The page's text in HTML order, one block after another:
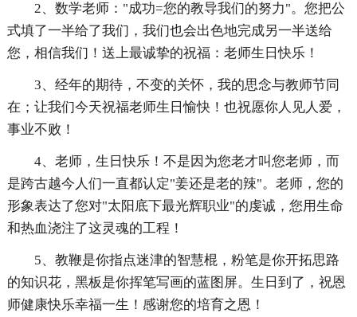
2、数学老师："成功=您的教导我们的努力"。您把公
式填了一半给了我们，我们也会出色地完成另一半送给
您，相信我们！送上最诚挚的祝福：老师生日快乐！
3、经年的期待，不变的关怀，我的思念与教师节同
在；让我们今天祝福老师生日愉快！也祝愿你人见人爱，
事业不败！
4、老师，生日快乐！不是因为您老才叫您老师，而
是跨古越今人们一直都认定"姜还是老的辣"。老师，您的
形象表达了您对"太阳底下最光辉职业"的虔诚，您用生命
和热血浇注了这灵魂的工程！
5、教鞭是你指点迷津的智慧棍，粉笔是你开拓思路
的知识花，黑板是你挥笔写画的蓝图屏。生日到了，祝恩
师健康快乐幸福一生！感谢您的培育之恩！